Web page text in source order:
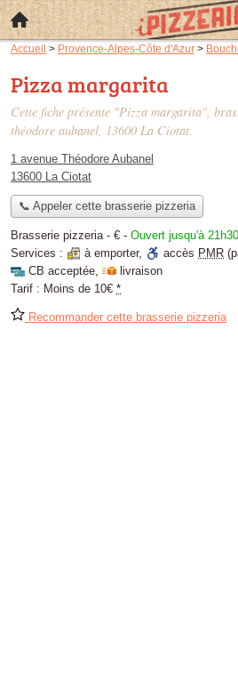
Accueil > Provence-Alpes-Côte d'Azur >
Pizza margarita
Cette fiche présente "Pizza margarita",
théodore aubanel, 13600 La Ciotat.
1 avenue Théodore Aubanel
13600 La Ciotat
📞 Appeler cette brasserie pizzeria
Brasserie pizzeria - € - Ouvert jusqu'à 21h30
Services :
à emporter, accès PMR
CB acceptée,
livraison
Tarif : Moins de 10€ *
Recommander cette brasserie pizzeria